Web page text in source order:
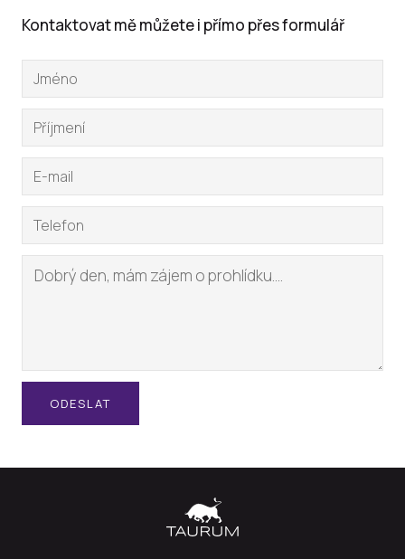
Kontaktovat mě můžete i přímo přes formulář
ODESLAT